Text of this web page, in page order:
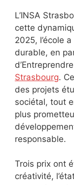
L’INSA
cette
2025, l’école
durable, en
Strasbourg.
des projets
sociétal, tout
plus
responsable.
Trois prix ont
créativité,